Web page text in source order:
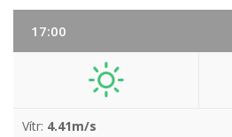
17:00
Vítr: 4.41m/s